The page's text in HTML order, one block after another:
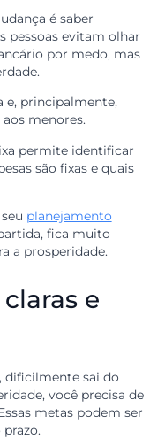
de sucesso e
mudança é saber
pessoas evitam
bancário por medo,
e, principalmente,
caixa permite
são fixas e
o seuplanejamento
partida, fica muito
a prosperidade.